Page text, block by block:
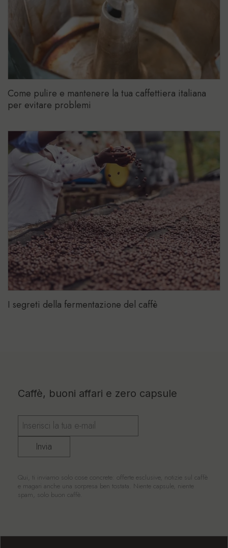
Come pulire e mantenere la tua caffettiera italiana
per evitare problemi
I segreti della fermentazione del caffè
Caffè, buoni affari e zero capsule
Invia
Qui, ti inviamo solo cose concrete: offerte esclusive, notizie sul caffè
e magari anche una sorpresa ben tostata. Niente capsule, niente
spam, solo buon caffè.